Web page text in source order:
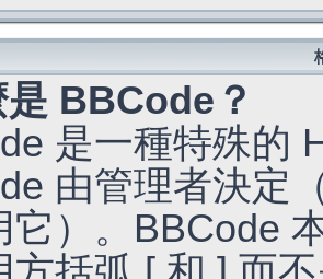
BBCode？
是一種特殊的
由管理者決定
它）。BBCode